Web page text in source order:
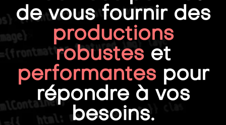
de vous fournir des
productions
robusteset
performantespour
répondre à vos
besoins.